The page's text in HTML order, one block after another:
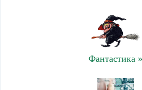
Фантастика »